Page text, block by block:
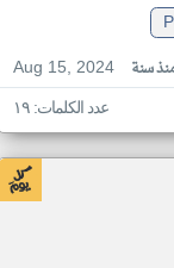
Aug 15, 2024
سنة
عدد الكلمات: ١٩